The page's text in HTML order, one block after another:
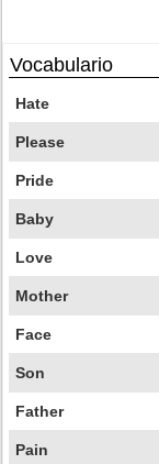
Vocabulario
Hate
Please
Pride
Baby
Love
Mother
Face
Son
Father
Pain